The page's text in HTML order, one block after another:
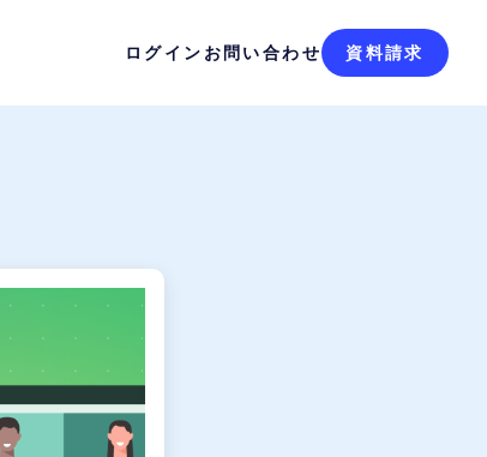
ログイン お問い合わせ 資料請求